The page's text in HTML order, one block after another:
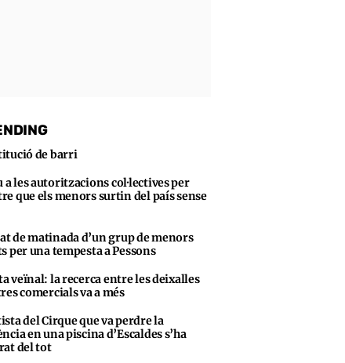
de barri
a les autoritzacions col·lectives per
que els menors surtin del país sense
de matinada d’un grup de menors
per una tempesta a Pessons
veïnal: la recerca entre les deixalles
comercials va a més
del Cirque que va perdre la
en una piscina d’Escaldes s’ha
del tot